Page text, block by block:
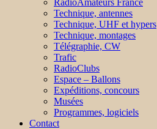
RadioAmateurs France
Technique, antennes
Technique, UHF et hypers
Technique, montages
Télégraphie, CW
Trafic
RadioClubs
Espace – Ballons
Expéditions, concours
Musées
Programmes, logiciels
Contact